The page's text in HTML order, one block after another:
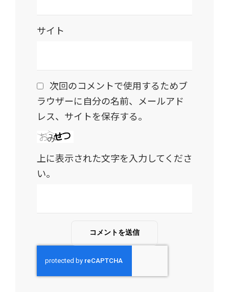
サイト
次回のコメントで使用するためブ
ラウザーに自分の名前、メールアド
レス、サイトを保存する。
上に表示された文字を入力してくださ
い。